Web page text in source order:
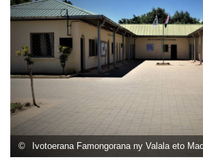
© Ivotoerana Famongorana ny Valala eto